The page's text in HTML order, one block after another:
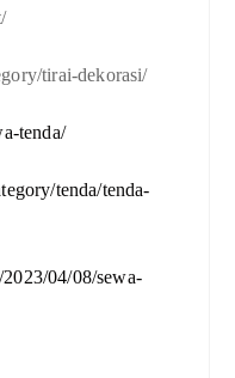
tirai-dekorasi/
tenda/
tenda/tenda-
04/08/sewa-